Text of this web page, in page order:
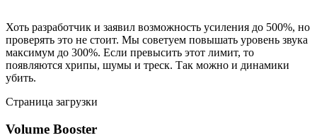
Хоть разработчик и заявил возможность усиления до 500%, но
проверять это не стоит. Мы советуем повышать уровень звука
максимум до 300%. Если превысить этот лимит, то
появляются хрипы, шумы и треск. Так можно и динамики
убить.
Страница загрузки
Volume Booster